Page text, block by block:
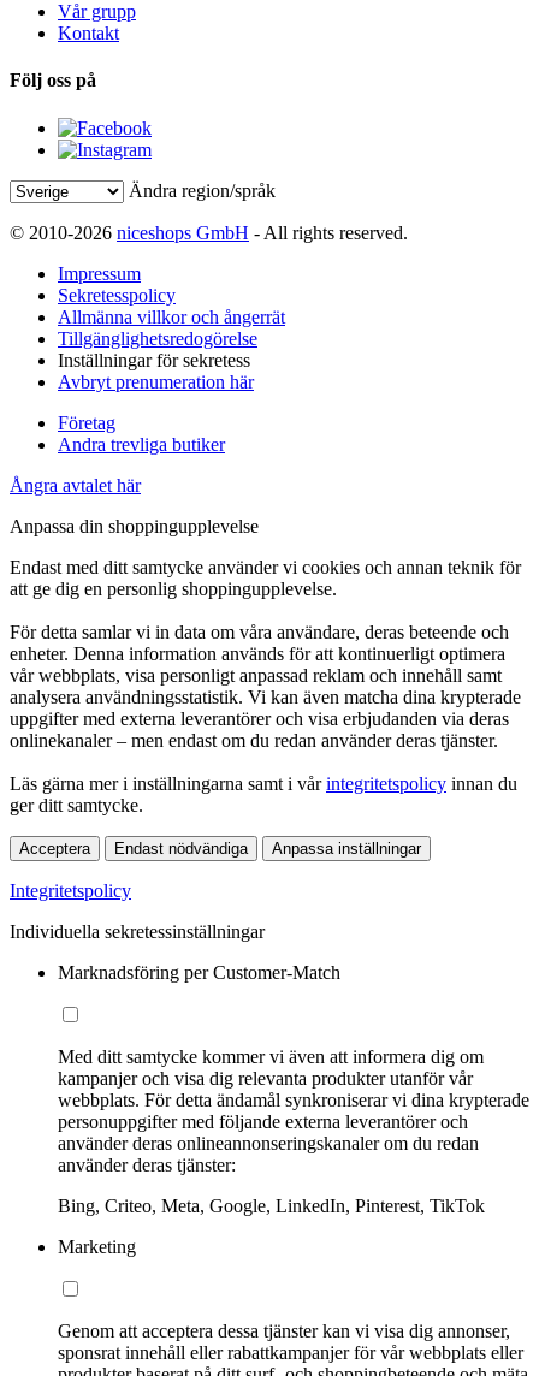
Vår grupp
Kontakt
Följ oss på
Ändra region/språk
© 2010-2026 niceshops GmbH - All rights reserved.
Impressum
Sekretesspolicy
Allmänna villkor och ångerrät
Tillgänglighetsredogörelse
Inställningar för sekretess
Avbryt prenumeration här
Företag
Andra trevliga butiker
Ångra avtalet här
Anpassa din shoppingupplevelse
Endast med ditt samtycke använder vi cookies och annan teknik för
att ge dig en personlig shoppingupplevelse.
För detta samlar vi in data om våra användare, deras beteende och
enheter. Denna information används för att kontinuerligt optimera
vår webbplats, visa personligt anpassad reklam och innehåll samt
analysera användningsstatistik. Vi kan även matcha dina krypterade
uppgifter med externa leverantörer och visa erbjudanden via deras
onlinekanaler – men endast om du redan använder deras tjänster.
Läs gärna mer i inställningarna samt i vårintegritetspolicy innan du
ger ditt samtycke.
Acceptera Endast nödvändiga Anpassa inställningar
Integritetspolicy
Individuella sekretessinställningar
Marknadsföring per Customer-Match
Med ditt samtycke kommer vi även att informera dig om
kampanjer och visa dig relevanta produkter utanför vår
webbplats. För detta ändamål synkroniserar vi dina krypterade
personuppgifter med följande externa leverantörer och
använder deras onlineannonseringskanaler om du redan
använder deras tjänster:
Bing, Criteo, Meta, Google, LinkedIn, Pinterest, TikTok
Marketing
Genom att acceptera dessa tjänster kan vi visa dig annonser,
sponsrat innehåll eller rabattkampanjer för vår webbplats eller